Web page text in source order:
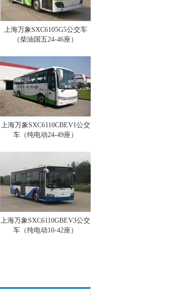
上海万象SXC6105G5公交车
（柴油国五24-46座）
上海万象SXC6110CBEV1公交
车（纯电动24-49座）
上海万象SXC6110GBEV3公交
车（纯电动10-42座）